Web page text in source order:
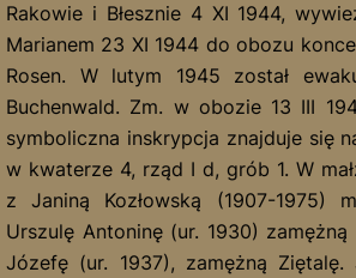
koncentracyjnego Gross-Rosen. W
ewakuowany do obozu Buchenwald.
1945. Poświęcona mu symboliczna
na grobie rodzinnym w kwaterze 4,
małżeństwie (od 1929) z Janiną
dwójkę dzieci: Urszulę Antoninę (ur.
oraz Marię Józefę (ur. 1937),
Marian, podczas próby ucieczki przy
Rosen został zastrzelony. Data śmierci